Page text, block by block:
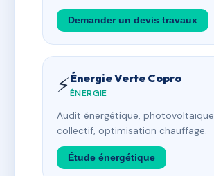
Demander un devis travaux
⚡Énergie Verte Copro
ÉNERGIE
Audit énergétique, photovoltaïque
collectif, optimisation chauffage.
Étude énergétique